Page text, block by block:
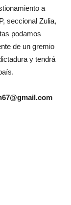
a
seccional Zulia,
podamos
de un gremio
y tendrá